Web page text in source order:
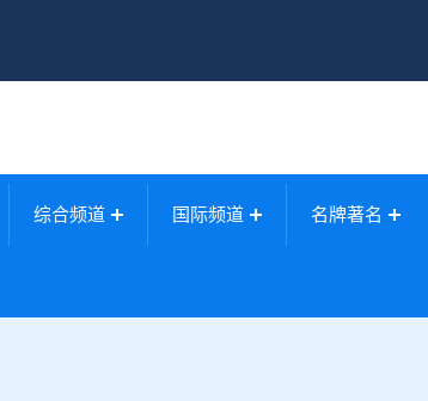
综合频道 国际频道 名牌著名